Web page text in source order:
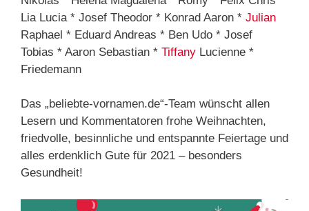
Lia Lucia * Josef Theodor * Konrad Aaron * Julian
Raphael * Eduard Andreas * Ben Udo * Josef
Tobias * Aaron Sebastian * Tiffany Lucienne *
Friedemann
Das „beliebte-vornamen.de“-Team wünscht allen
Lesern und Kommentatoren frohe Weihnachten,
friedvolle, besinnliche und entspannte Feiertage und
alles erdenklich Gute für 2021 – besonders
Gesundheit!